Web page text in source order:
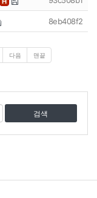
8eb408f2
다음 맨끝